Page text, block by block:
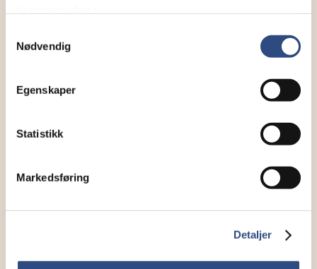
Nødvendig
Egenskaper
Statistikk
Markedsføring
Detaljer